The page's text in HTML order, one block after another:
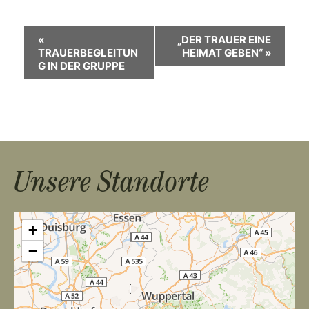
n
t
a
l
t
u
«
TRAUERBEGLEITUN
G IN DER GRUPPE
„DER TRAUER EINE
HEIMAT GEBEN“ »
Unsere Standorte
+
−